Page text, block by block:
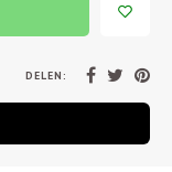
DELEN: